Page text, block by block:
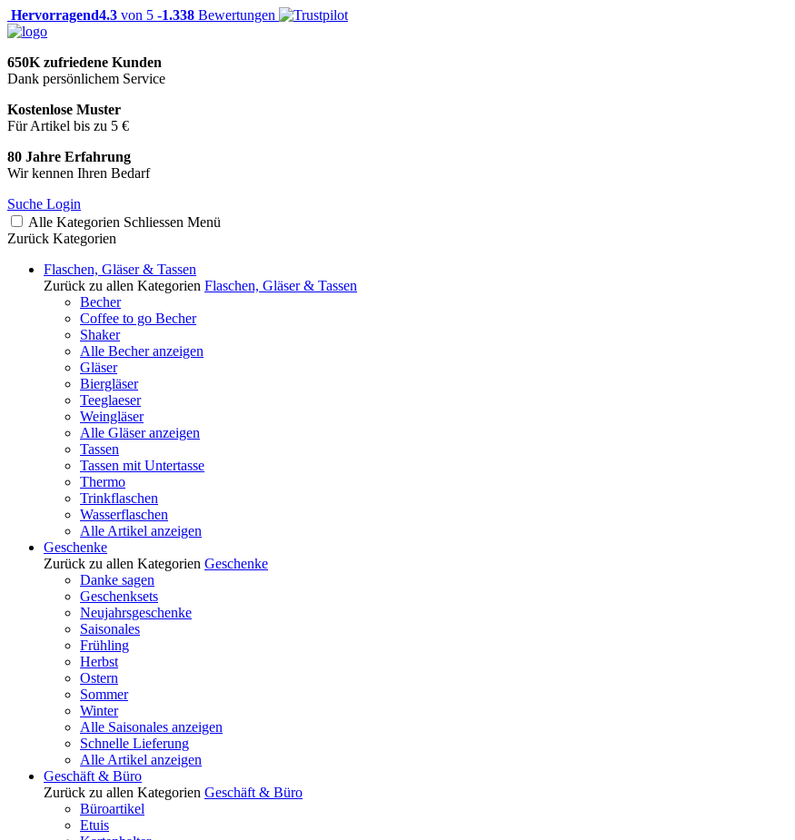
Hervorragend4.3 von 5 -1.338 Bewertungen
650K zufriedene Kunden
Dank persönlichem Service
Kostenlose Muster
Für Artikel bis zu 5 €
80 Jahre Erfahrung
Wir kennen Ihren Bedarf
Suche Login
Alle Kategorien Schliessen Menü
Zurück Kategorien
Flaschen, Gläser & Tassen
Zurück zu allen Kategorien Flaschen, Gläser & Tassen
Becher
Coffee to go Becher
Shaker
Alle Becher anzeigen
Gläser
Biergläser
Teeglaeser
Weingläser
Alle Gläser anzeigen
Tassen
Tassen mit Untertasse
Thermo
Trinkflaschen
Wasserflaschen
Alle Artikel anzeigen
Geschenke
Zurück zu allen Kategorien Geschenke
Danke sagen
Geschenksets
Neujahrsgeschenke
Saisonales
Frühling
Herbst
Ostern
Sommer
Winter
Alle Saisonales anzeigen
Schnelle Lieferung
Alle Artikel anzeigen
Geschäft & Büro
Zurück zu allen Kategorien Geschäft & Büro
Büroartikel
Etuis